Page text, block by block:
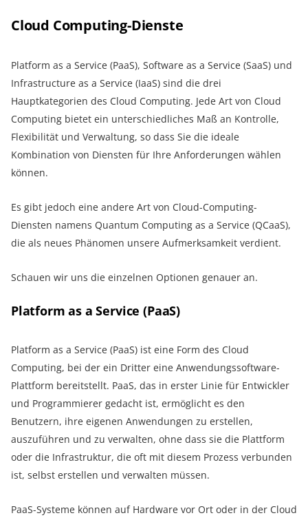
Cloud Computing-Dienste
Platform as a Service (PaaS), Software as a Service (SaaS) und
Infrastructure as a Service (IaaS) sind die drei
Hauptkategorien des Cloud Computing. Jede Art von Cloud
Computing bietet ein unterschiedliches Maß an Kontrolle,
Flexibilität und Verwaltung, so dass Sie die ideale
Kombination von Diensten für Ihre Anforderungen wählen
können.
Es gibt jedoch eine andere Art von Cloud-Computing-
Diensten namens Quantum Computing as a Service (QCaaS),
die als neues Phänomen unsere Aufmerksamkeit verdient.
Schauen wir uns die einzelnen Optionen genauer an.
Platform as a Service (PaaS)
Platform as a Service (PaaS) ist eine Form des Cloud
Computing, bei der ein Dritter eine Anwendungssoftware-
Plattform bereitstellt. PaaS, das in erster Linie für Entwickler
und Programmierer gedacht ist, ermöglicht es den
Benutzern, ihre eigenen Anwendungen zu erstellen,
auszuführen und zu verwalten, ohne dass sie die Plattform
oder die Infrastruktur, die oft mit diesem Prozess verbunden
ist, selbst erstellen und verwalten müssen.
PaaS-Systeme können auf Hardware vor Ort oder in der Cloud